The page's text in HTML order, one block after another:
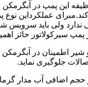
این پمپ در
برق 220 ولت کار می
ندارد ولی باید
پمپ سیرکولاتور حائز
شیر اطمینان در
جلوگیری نماید.